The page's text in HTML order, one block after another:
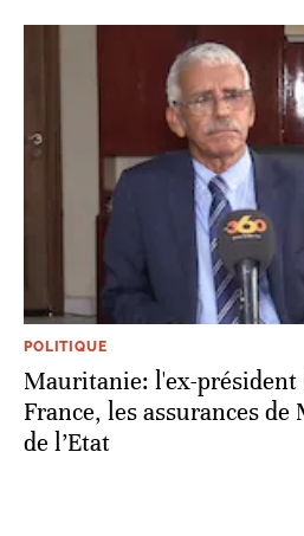
POLITIQUE
Mauritanie: l'ex-président
France, les assurances de
de l’Etat